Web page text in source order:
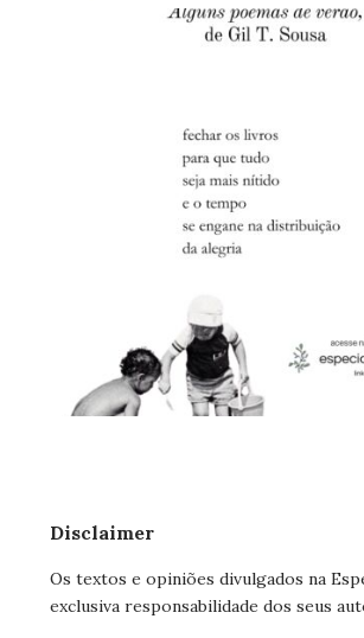
Disclaimer
Os textos e opiniões divulgados na
exclusiva responsabilidade dos seus